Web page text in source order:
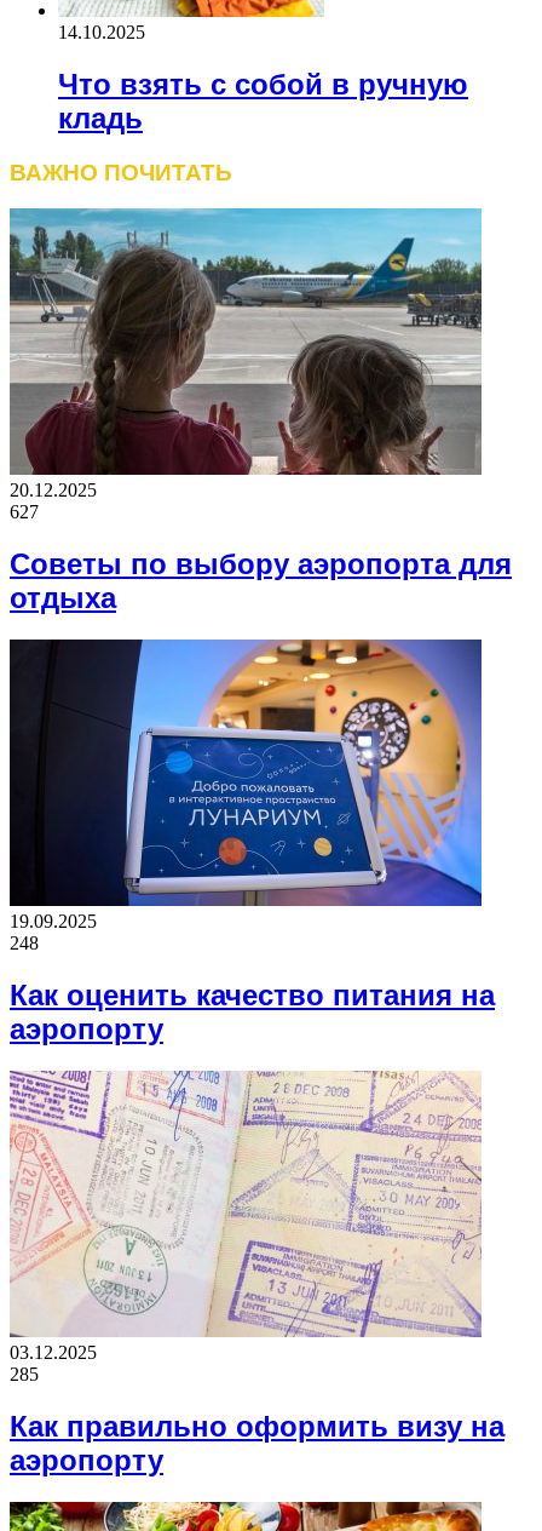
14.10.2025
Что взять с собой в ручную
кладь
ВАЖНО ПОЧИТАТЬ
20.12.2025
627
Советы по выбору аэропорта для
отдыха
19.09.2025
248
Как оценить качество питания на
аэропорту
03.12.2025
285
Как правильно оформить визу на
аэропорту